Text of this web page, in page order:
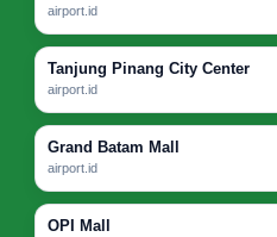
airport.id
Tanjung Pinang City Center
airport.id
Grand Batam Mall
airport.id
OPI Mall